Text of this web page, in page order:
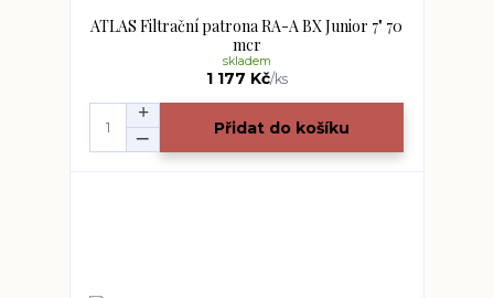
ATLAS Filtrační patrona RA-A BX Junior 7" 70
mcr
1 177 Kč/ks
skladem
Přidat do košíku